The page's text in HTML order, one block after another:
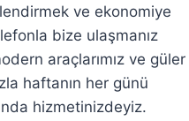
ve ekonomiye
bize ulaşmanız
araçlarımız ve güler
haftanın her günü
hizmetinizdeyiz.